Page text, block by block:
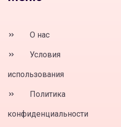
О нас
Условия
использования
Политика
конфиденциальности